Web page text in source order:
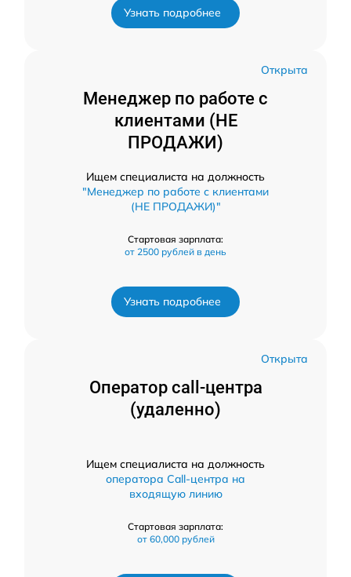
Узнать подробнее
Открыта
Менеджер по работе с
клиентами (НЕ
ПРОДАЖИ)
Ищем специалиста на должность
"Менеджер по работе с клиентами
(НЕ ПРОДАЖИ)"
Стартовая зарплата:
от 2500 рублей в день
Узнать подробнее
Открыта
Оператор call-центра
(удаленно)
Ищем специалиста на должность
оператора Call-центра на
входящую линию
Стартовая зарплата:
от 60,000 рублей